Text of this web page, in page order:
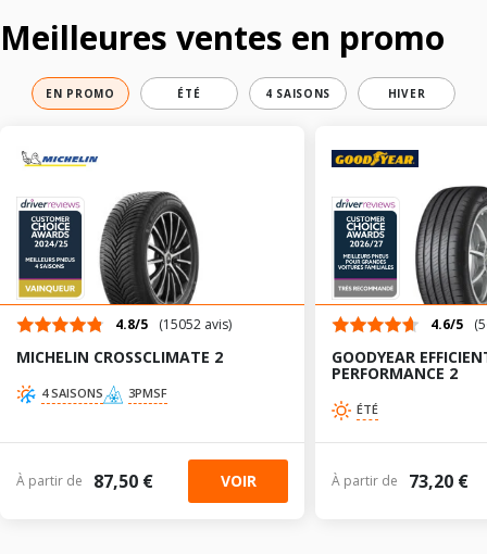
Meilleures ventes en promo
EN PROMO ÉTÉ 4 SAISONS HIVER
4.8/5 (15052 avis)
MICHELIN CROSSCLIMATE 2
4 SAISONS 3PMSF
À partir de 87,50 € VOIR
4.6/5
GOODYEAR
PERFORMANCE 2
ÉTÉ
À partir de 73,20 €